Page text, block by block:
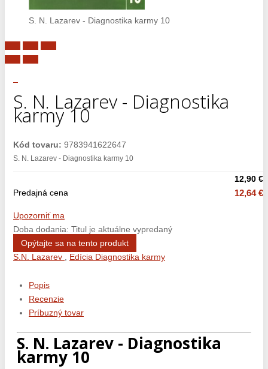
S. N. Lazarev - Diagnostika karmy 10
S. N. Lazarev - Diagnostika
karmy 10
Kód tovaru: 9783941622647
S. N. Lazarev - Diagnostika karmy 10
12,90 €
Predajná cena
12,64 €
Upozorniť ma
Doba dodania: Titul je aktuálne vypredaný
Opýtajte sa na tento produkt
S.N. Lazarev
Edícia Diagnostika karmy
Popis
Recenzie
Príbuzný tovar
S. N. Lazarev - Diagnostika
karmy 10